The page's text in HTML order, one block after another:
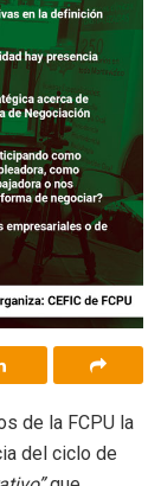
de la FCPU la
del ciclo de